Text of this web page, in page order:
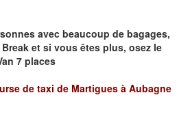
avec beaucoup de bagages,
et si vous êtes plus, osez le
7 places
de taxi de Martigues à Aubagne